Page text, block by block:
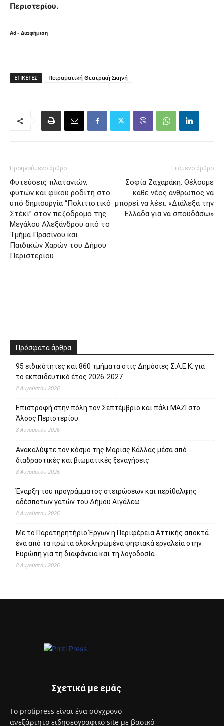
Περιστερίου.
Ad - Διαφήμιση
ΕΤΙΚΈΤΕΣ Πειραματική Θεατρική Σκηνή
Προηγούμενο άρθρο
Φυτεύσεις πλατανιών,
φυτών και φίκου ροδίτη στο
υπό δημιουργία “Πολιτιστικό
Στέκι” στον πεζόδρομο της
Μεγάλου Αλεξάνδρου από το
Τμήμα Πρασίνου και
Παιδικών Χαρών του Δήμου
Περιστερίου
Επόμενο άρθρο
Σοφία Ζαχαράκη: Θέλουμε
κάθε νέος άνθρωπος να
μπορεί να λέει: «Διάλεξα την
Ελλάδα για να σπουδάσω»
Πρόσφατα άρθρα
95 ειδικότητες και 860 τμήματα στις Δημόσιες Σ.Α.Ε.Κ. για
Έναρξη του προγράμματος στειρώσεων και περίθαλψης
αδέσποτων γατών του Δήμου Αιγάλεω
8 Αυγούστου 2026